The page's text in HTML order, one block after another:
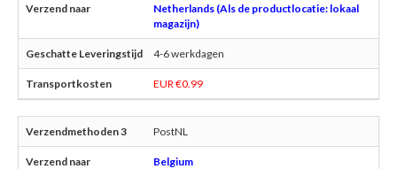
Netherlands (Als de productlocatie: lokaal
magazijn)
4-6 werkdagen
EUR €0.99
PostNL
Belgium